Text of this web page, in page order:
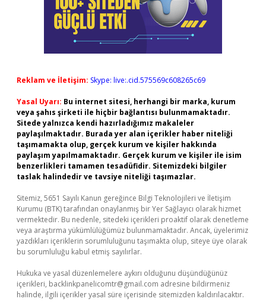
Reklam ve İletişim: Skype: live:.cid.575569c608265c69
Yasal Uyarı: Bu internet sitesi, herhangi bir marka, kurum
veya şahıs şirketi ile hiçbir bağlantısı bulunmamaktadır.
Sitede yalnızca kendi hazırladığımız makaleler
paylaşılmaktadır. Burada yer alan içerikler haber niteliği
taşımamakta olup, gerçek kurum ve kişiler hakkında
paylaşım yapılmamaktadır. Gerçek kurum ve kişiler ile isim
benzerlikleri tamamen tesadüfidir. Sitemizdeki bilgiler
taslak halindedir ve tavsiye niteliği taşımazlar.
Sitemiz, 5651 Sayılı Kanun gereğince Bilgi Teknolojileri ve İletişim
Kurumu (BTK) tarafından onaylanmış bir Yer Sağlayıcı olarak hizmet
vermektedir. Bu nedenle, sitedeki içerikleri proaktif olarak denetleme
veya araştırma yükümlülüğümüz bulunmamaktadır. Ancak, üyelerimiz
yazdıkları içeriklerin sorumluluğunu taşımakta olup, siteye üye olarak
bu sorumluluğu kabul etmiş sayılırlar.
Hukuka ve yasal düzenlemelere aykırı olduğunu düşündüğünüz
içerikleri, backlinkpanelicomtr@gmail.com adresine bildirmeniz
halinde, ilgili içerikler yasal süre içerisinde sitemizden kaldırılacaktır.